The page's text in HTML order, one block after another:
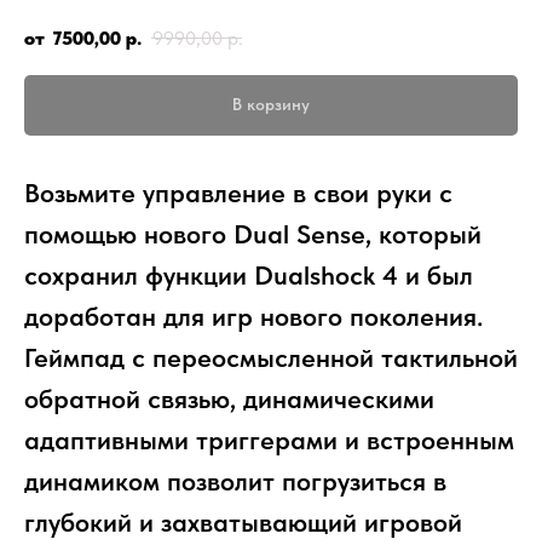
7500,00 р. 9990,00 р.
В корзину
Возьмите управление в свои руки с
помощью нового Dual Sense, который
сохранил функции Dualshock 4 и был
доработан для игр нового поколения.
Геймпад с переосмысленной тактильной
обратной связью, динамическими
адаптивными триггерами и встроенным
динамиком позволит погрузиться в
глубокий и захватывающий игровой